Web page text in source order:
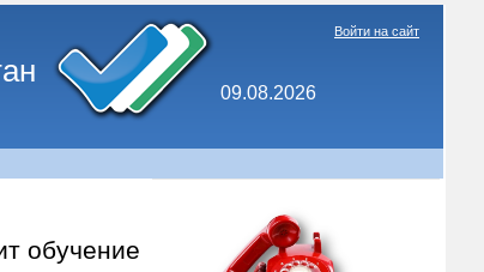
09.08.2026
Войти на сайт
обучение